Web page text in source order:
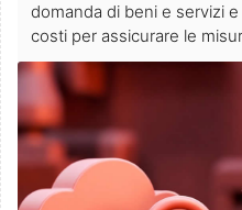
domanda di beni e servizi e
costi per assicurare le